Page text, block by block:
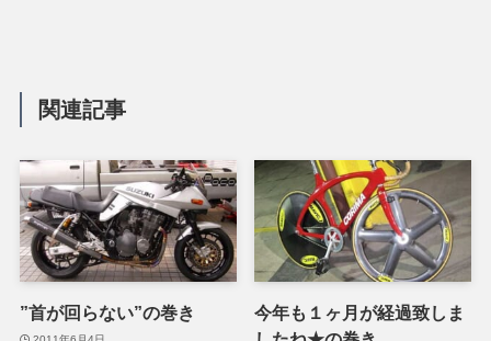
関連記事
”首が回らない”の巻き
今年も１ヶ月が経過致しま